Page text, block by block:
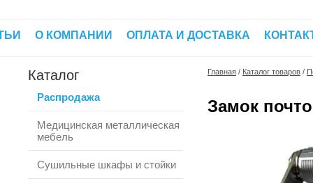
О КОМПАНИИ ОПЛАТА И ДОСТАВКА
Каталог
Распродажа
Медицинская металлическая
мебель
Сушильные шкафы и стойки
Главная / Каталог товаров /
Замок